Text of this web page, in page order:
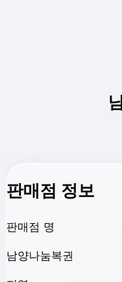
판매점 정보
판매점 명
남양나눔복권